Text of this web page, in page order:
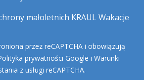
małoletnich KRAUL Wakacje
przez reCAPTCHA i obowiązują
prywatności Google i Warunki
z usługi reCAPTCHA.